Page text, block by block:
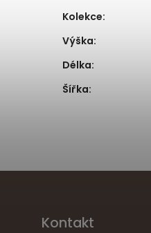
Kolekce:
Výška:
Délka:
Šířka:
Kontakt